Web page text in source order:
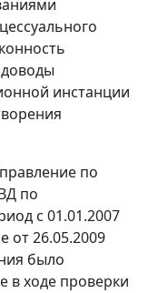
инстанции
по
по
с 01.01.2007
от 26.05.2009
было
в ходе проверки